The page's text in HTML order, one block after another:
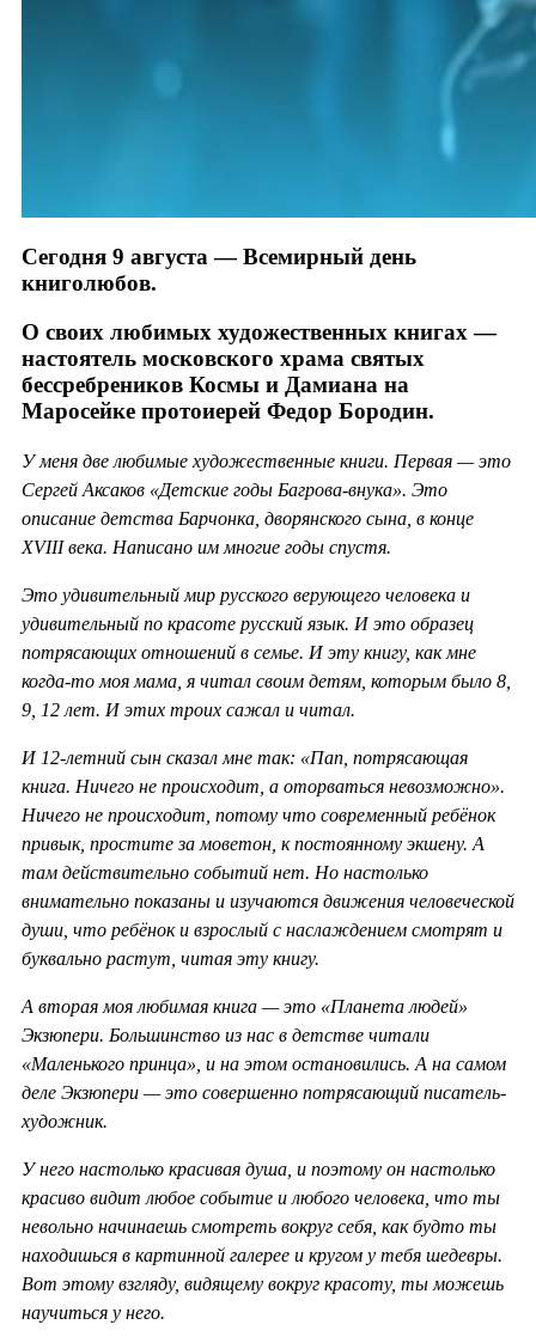
Сегодня 9 августа — Всемирный день
книголюбов.
О своих любимых художественных книгах —
настоятель московского храма святых
бессребреников Космы и Дамиана на
Маросейке протоиерей Федор Бородин.
У меня две любимые художественные книги. Первая — это
Сергей Аксаков «Детские годы Багрова-внука». Это
описание детства Барчонка, дворянского сына, в конце
XVIII века. Написано им многие годы спустя.
Это удивительный мир русского верующего человека и
удивительный по красоте русский язык. И это образец
потрясающих отношений в семье. И эту книгу, как мне
когда-то моя мама, я читал своим детям, которым было 8,
9, 12 лет. И этих троих сажал и читал.
И 12-летний сын сказал мне так: «Пап, потрясающая
книга. Ничего не происходит, а оторваться невозможно».
Ничего не происходит, потому что современный ребёнок
привык, простите за моветон, к постоянному экшену. А
там действительно событий нет. Но настолько
внимательно показаны и изучаются движения человеческой
души, что ребёнок и взрослый с наслаждением смотрят и
буквально растут, читая эту книгу.
А вторая моя любимая книга — это «Планета людей»
Экзюпери. Большинство из нас в детстве читали
«Маленького принца», и на этом остановились. А на самом
деле Экзюпери — это совершенно потрясающий писатель-
художник.
У него настолько красивая душа, и поэтому он настолько
красиво видит любое событие и любого человека, что ты
невольно начинаешь смотреть вокруг себя, как будто ты
находишься в картинной галерее и кругом у тебя шедевры.
Вот этому взгляду, видящему вокруг красоту, ты можешь
научиться у него.